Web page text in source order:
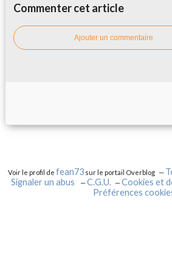
Commenter cet article
Ajouter un commentaire
Voir le profil defean73 sur le portail Overblog
Signaler un abus
C.G.U.
Cookies et
Préférences